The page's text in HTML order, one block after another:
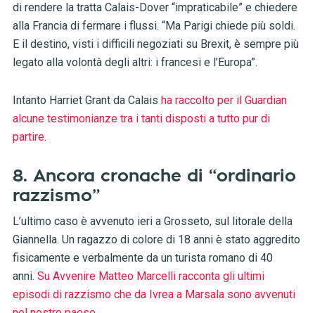
di rendere la tratta Calais-Dover “impraticabile” e chiedere
alla Francia di fermare i flussi. “Ma Parigi chiede più soldi.
E il destino, visti i difficili negoziati su Brexit, è sempre più
legato alla volontà degli altri: i francesi e l’Europa”.
Intanto Harriet Grant da Calais ha raccolto per il Guardian
alcune testimonianze tra i tanti disposti a tutto pur di
partire.
8. Ancora cronache di “ordinario
razzismo”
L’ultimo caso è avvenuto ieri a Grosseto, sul litorale della
Giannella. Un ragazzo di colore di 18 anni è stato aggredito
fisicamente e verbalmente da un turista romano di 40
anni. Su Avvenire Matteo Marcelli racconta gli ultimi
episodi di razzismo che da Ivrea a Marsala sono avvenuti